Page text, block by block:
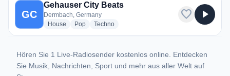
GC
Gehauser City Beats
Dermbach, Germany
House radio stations
Popradio stations
Technoradio stations
favorite play_arrow
Hören Sie 1 Live-Radiosender kostenlos online. Entdecken
Sie Musik, Nachrichten, Sport und mehr aus aller Welt auf